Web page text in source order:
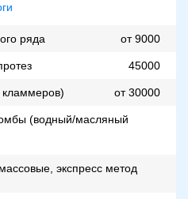
ряда от 9000
45000
от 30000
(водный/масляный
экспресс метод